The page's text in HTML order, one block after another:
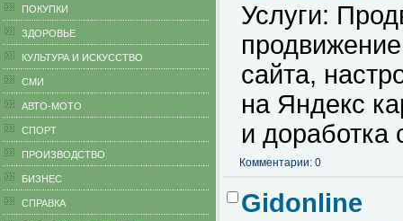
ПОКУПКИ
ЗДОРОВЬЕ
КУЛЬТУРА И ИСКУССТВО
СМИ
АВТО-МОТО
СПОРТ
ПРОИЗВОДСТВО
БИЗНЕС
CПРАВКА
Услуги:
сайта,
на Яндекс
и доработка
Комментарии: 0
Gidonline